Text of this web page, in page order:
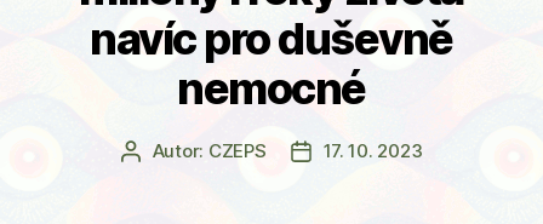
navíc pro duševně
nemocné
AutorAutor: CZEPS
Datum
17. 10. 2023